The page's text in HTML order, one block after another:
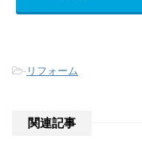
- リフォーム
関連記事